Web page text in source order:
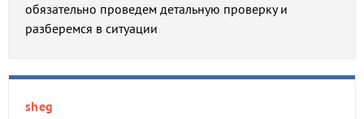
обязательно проведем детальную проверку и
разберемся в ситуации
sheg